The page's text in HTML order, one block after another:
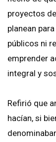
proyectos
planean
públicos ni
emprender
integral y
Refirió que
hacían, si